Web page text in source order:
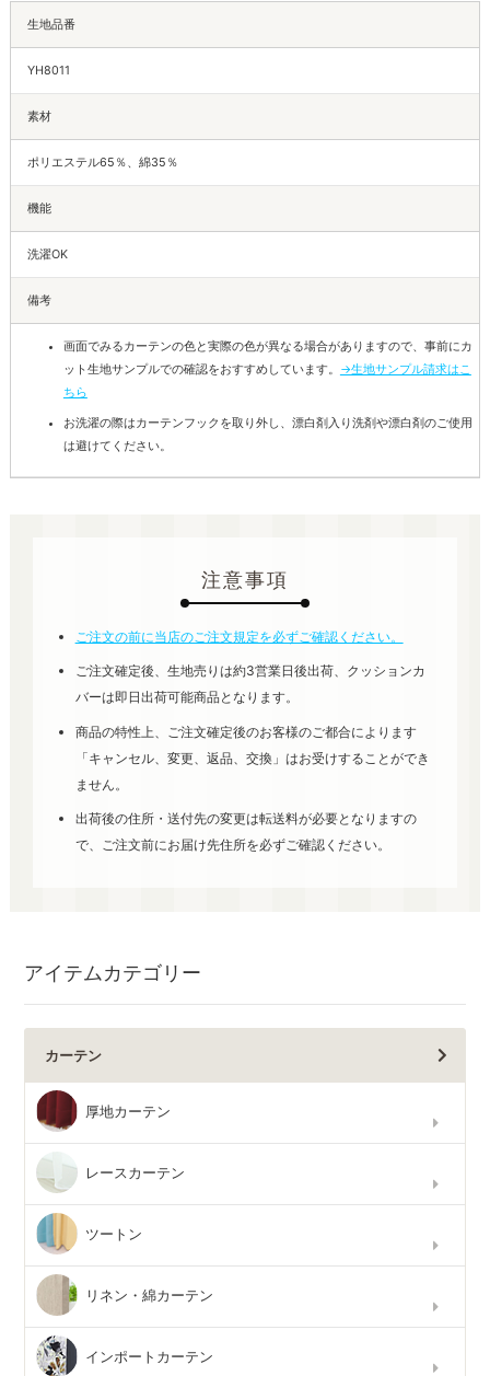
生地品番
YH8011
素材
ポリエステル65％、綿35％
機能
洗濯OK
備考
画面でみるカーテンの色と実際の色が異なる場合がありますので、事前にカ
ット生地サンプルでの確認をおすすめしています。 →生地サンプル請求はこ
ちら
お洗濯の際はカーテンフックを取り外し、漂白剤入り洗剤や漂白剤のご使用
は避けてください。
注意事項
ご注文の前に当店のご注文規定を必ずご確認ください。
ご注文確定後、生地売りは約3営業日後出荷、クッションカ
バーは即日出荷可能商品となります。
商品の特性上、ご注文確定後のお客様のご都合によります
「キャンセル、変更、返品、交換」はお受けすることができ
ません。
出荷後の住所・送付先の変更は転送料が必要となりますの
で、ご注文前にお届け先住所を必ずご確認ください。
アイテムカテゴリー
カーテン
厚地カーテン
レースカーテン
ツートン
リネン・綿カーテン
インポートカーテン